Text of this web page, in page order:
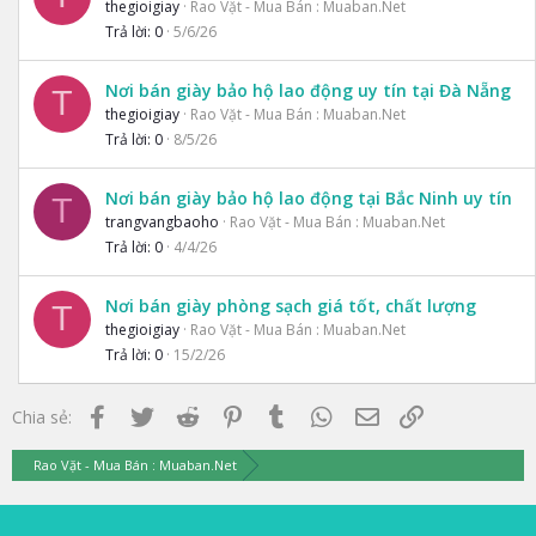
thegioigiay Rao Vặt - Mua Bán : Muaban.Net
Trả lời 0 5/6/26
T Nơi bán giày bảo hộ lao động uy tín tại Đà Nẵng
thegioigiay Rao Vặt - Mua Bán : Muaban.Net
Trả lời 0 8/5/26
T Nơi bán giày bảo hộ lao động tại Bắc Ninh uy tín
trangvangbaoho
Rao Vặt - Mua Bán : Muaban.Net
Trả lời 0 4/4/26
T Nơi bán giày phòng sạch giá tốt, chất lượng
thegioigiay Rao Vặt - Mua Bán : Muaban.Net
Trả lời 0 15/2/26
Chia sẻ: Facebook
Twitter Reddit PinterestTumblr WhatsApp
Email
Rao Vặt - Mua Bán : Muaban.Net